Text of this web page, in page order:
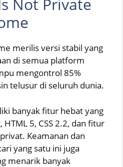
Not Private
merilis versi stabil yang
di semua platform
mengontrol 85%
telusur di seluruh dunia.
banyak fitur hebat yang
5, CSS 2.2, dan fitur
Keamanan dan
yang satu ini juga
menarik banyak